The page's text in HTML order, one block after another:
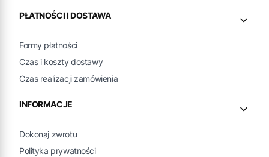
PŁATNOŚCI I DOSTAWA
Formy płatności
Czas i koszty dostawy
Czas realizacji zamówienia
INFORMACJE
Dokonaj zwrotu
Polityka prywatności